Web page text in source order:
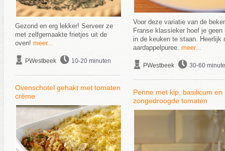
Gezond en erg lekker! Serveer ze
met zelfgemaakte frietjes uit de
oven! meer...
PWestbeek 10-20 minuten
Ovenschotel gehakt met tomaten
crème
Voor deze variatie van de
Franse klassieker hoef je geen
in de keuken te staan. Heerlijk
aardappelpuree. meer...
PWestbeek 30-60
Penne met kip, basilicum en
zongedroogde tomaten